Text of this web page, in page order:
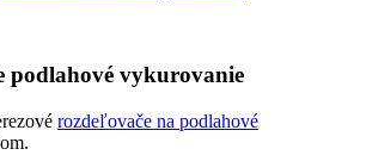
podlahové vykurovanie
rozdeľovače na podlahové